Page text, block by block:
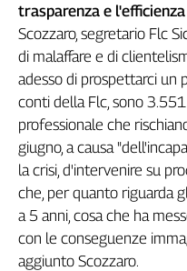
Fp
Nidil
Slc
Spi
Inca
Caaf
Speciali
di
Genova,
il
trasparenza e
Scozzaro, segretario Flc
di malaffare e di
adesso di prospettarci un
conti della Flc, sono
professionale che
giugno, a causa
la crisi, d'intervenire su
che, per quanto riguarda
a 5 anni, cosa che ha
con le conseguenze
aggiunto Scozzaro.